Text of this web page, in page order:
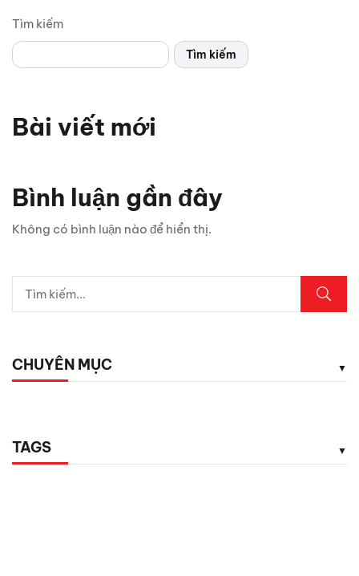
Tìm kiếm
Tìm kiếm
Bài viết mới
Bình luận gần đây
Không có bình luận nào để hiển thị.
CHUYÊN MỤC
TAGS